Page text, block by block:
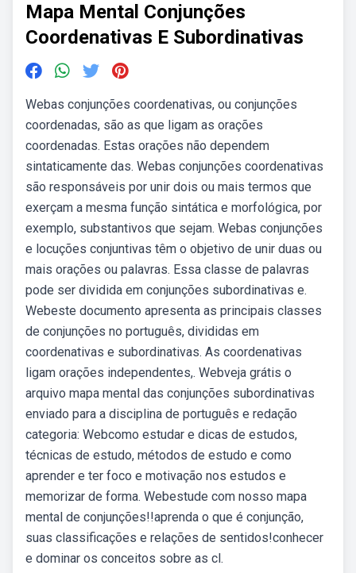
Mapa Mental Conjunções
Coordenativas E Subordinativas
Webas conjunções coordenativas, ou conjunções
coordenadas, são as que ligam as orações
coordenadas. Estas orações não dependem
sintaticamente das. Webas conjunções coordenativas
são responsáveis por unir dois ou mais termos que
exerçam a mesma função sintática e morfológica, por
exemplo, substantivos que sejam. Webas conjunções
e locuções conjuntivas têm o objetivo de unir duas ou
mais orações ou palavras. Essa classe de palavras
pode ser dividida em conjunções subordinativas e.
Webeste documento apresenta as principais classes
de conjunções no português, divididas em
coordenativas e subordinativas. As coordenativas
ligam orações independentes,. Webveja grátis o
arquivo mapa mental das conjunções subordinativas
enviado para a disciplina de português e redação
categoria: Webcomo estudar e dicas de estudos,
técnicas de estudo, métodos de estudo e como
aprender e ter foco e motivação nos estudos e
memorizar de forma. Webestude com nosso mapa
mental de conjunções!!aprenda o que é conjunção,
suas classificações e relações de sentidos!conhecer
e dominar os conceitos sobre as cl.